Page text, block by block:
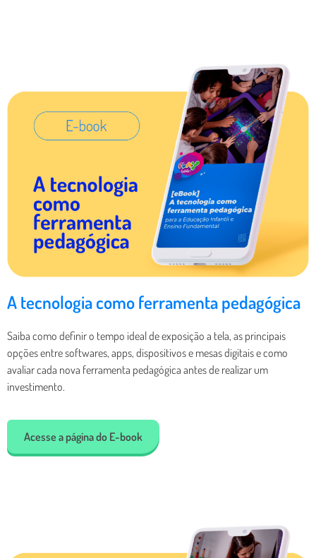
A tecnologia como ferramenta pedagógica
Saiba como definir o tempo ideal de exposição a tela, as principais
opções entre softwares, apps, dispositivos e mesas digitais e como
avaliar cada nova ferramenta pedagógica antes de realizar um
investimento.
Acesse a página do E-book